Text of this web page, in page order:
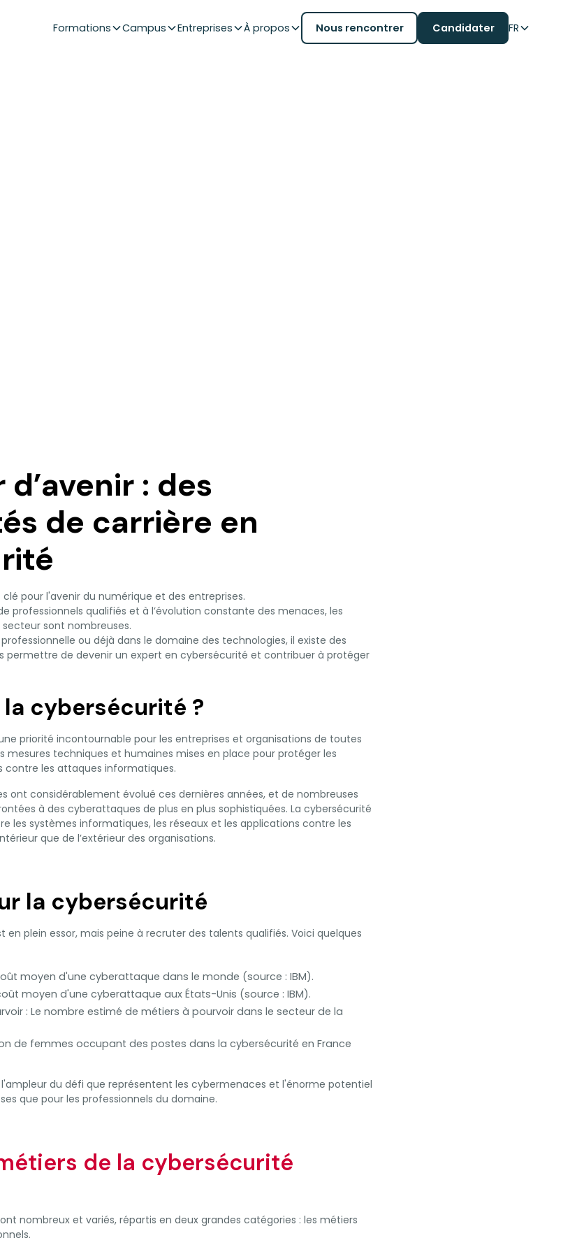
Formations Campus Entreprises À propos Nous rencontrer Candidater FR
: des
de carrière en
pour l'avenir du numérique et des entreprises.
professionnels qualifiés et à l’évolution constante des menaces, les
sont nombreuses.
ou déjà dans le domaine des technologies, il existe des
permettre de devenir un expert en cybersécurité et contribuer à protéger
cybersécurité ?
priorité incontournable pour les entreprises et organisations de toutes
mesures techniques et humaines mises en place pour protéger les
contre les attaques informatiques.
ont considérablement évolué ces dernières années, et de nombreuses
à des cyberattaques de plus en plus sophistiquées. La cybersécurité
les systèmes informatiques, les réseaux et les applications contre les
que de l’extérieur des organisations.
la cybersécurité
en plein essor, mais peine à recruter des talents qualifiés. Voici quelques
moyen d'une cyberattaque dans le monde (source : IBM).
moyen d'une cyberattaque aux États-Unis (source : IBM).
: Le nombre estimé de métiers à pourvoir dans le secteur de la
de femmes occupant des postes dans la cybersécurité en France
du défi que représentent les cybermenaces et l'énorme potentiel
que pour les professionnels du domaine.
de la cybersécurité
nombreux et variés, répartis en deux grandes catégories : les métiers